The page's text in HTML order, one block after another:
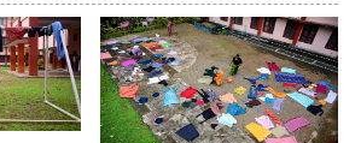
എം. ലിജു, എന്നിവർ